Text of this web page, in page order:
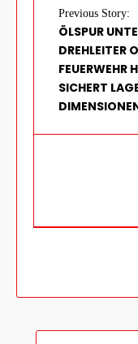
Previous Story:
ÖLSPUR
DREHLEITER
FEUERWEHR
SICHERT